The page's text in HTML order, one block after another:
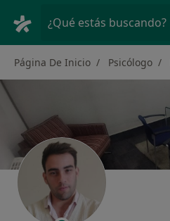
¿Qué estás buscando?
Página De Inicio Psicólogo